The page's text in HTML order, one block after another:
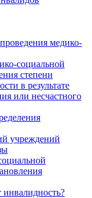
медико-
социальной
степени
в результате
или несчастного
учреждений